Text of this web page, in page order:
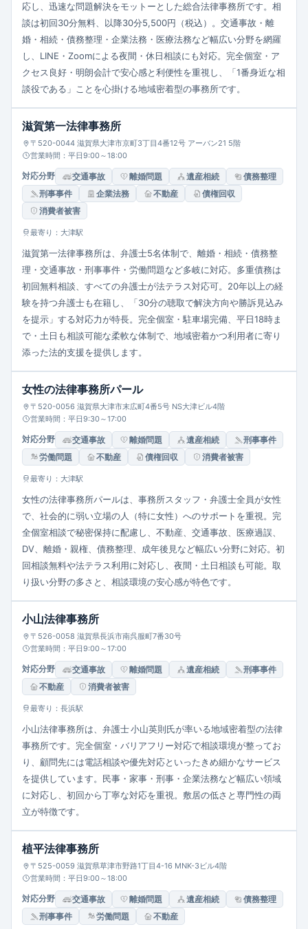
応し、迅速な問題解決をモットーとした総合法律事務所です。相
談は初回30分無料、以降30分5,500円（税込）。交通事故・離
婚・相続・債務整理・企業法務・医療法務など幅広い分野を網羅
し、LINE・Zoomによる夜間・休日相談にも対応。完全個室・ア
クセス良好・明朗会計で安心感と利便性を重視し、「1番身近な相
談役である」ことを心掛ける地域密着型の事務所です。
滋賀第一法律事務所
〒520-0044 滋賀県大津市京町3丁目4番12号 アーバン21 5階
営業時間：平日9:00～18:00
対応分野 交通事故 離婚問題 遺産相続
債務整理
刑事事件
企業法務 不動産
債権回収
消費者被害
最寄り：大津駅
滋賀第一法律事務所は、弁護士5名体制で、離婚・相続・債務整
理・交通事故・刑事事件・労働問題など多岐に対応。多重債務は
初回無料相談、すべての弁護士が法テラス対応可。20年以上の経
験を持つ弁護士も在籍し、「30分の聴取で解決方向や勝訴見込み
を提示」する対応力が特長。完全個室・駐車場完備、平日18時ま
で・土日も相談可能な柔軟な体制で、地域密着かつ利用者に寄り
添った法的支援を提供します。
女性の法律事務所パール
〒520-0056 滋賀県大津市末広町4番5号 NS大津ビル4階
営業時間：平日9:30～17:00
対応分野 交通事故 離婚問題 遺産相続
刑事事件
労働問題
不動産 債権回収 消費者被害
最寄り：大津駅
女性の法律事務所パールは、事務所スタッフ・弁護士全員が女性
で、社会的に弱い立場の人（特に女性）へのサポートを重視。完
全個室相談で秘密保持に配慮し、不動産、交通事故、医療過誤、
DV、離婚・親権、債務整理、成年後見など幅広い分野に対応。初
回相談無料や法テラス利用に対応し、夜間・土日相談も可能。取
り扱い分野の多さと、相談環境の安心感が特色です。
小山法律事務所
〒526-0058 滋賀県長浜市南呉服町7番30号
営業時間：平日9:00～17:00
対応分野 交通事故 離婚問題 遺産相続
刑事事件
不動産
消費者被害
最寄り：長浜駅
小山法律事務所は、弁護士 小山英則氏が率いる地域密着型の法律
事務所です。完全個室・バリアフリー対応で相談環境が整ってお
り、顧問先には電話相談や優先対応といったきめ細かなサービス
を提供しています。民事・家事・刑事・企業法務など幅広い領域
に対応し、初回から丁寧な対応を重視。敷居の低さと専門性の両
立が特徴です。
植平法律事務所
〒525-0059 滋賀県草津市野路1丁目4-16 MNK-3ビル4階
営業時間：平日9:00～18:00
対応分野 交通事故 離婚問題 遺産相続
債務整理
刑事事件
労働問題 不動産